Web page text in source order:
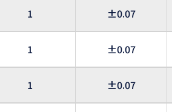
1 ±0.07
1 ±0.07
1 ±0.07